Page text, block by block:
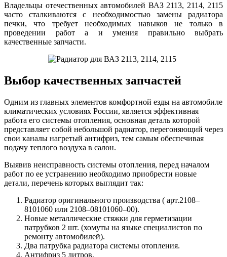
Владельцы отечественных автомобилей ВАЗ 2113, 2114, 2115
часто сталкиваются с необходимостью замены радиатора
печки, что требует необходимых навыков не только в
проведении работ а и умения правильно выбрать
качественные запчасти.
Выбор качественных запчастей
Одним из главных элементов комфортной езды на автомобиле
климатических условиях России, является эффективная
работа его системы отопления, основная деталь которой
представляет собой небольшой радиатор, перегоняющий через
свои каналы нагретый антифриз, тем самым обеспечивая
подачу теплого воздуха в салон.
Выявив неисправность системы отопления, перед началом
работ по ее устранению необходимо приобрести новые
детали, перечень которых выглядит так:
Радиатор оригинального производства ( арт.2108–
8101060 или 2108–08101060–00).
Новые металлические стяжки для герметизации
патрубков 2 шт. (хомуты на языке специалистов по
ремонту автомобилей).
Два патрубка радиатора системы отопления.
Антифриз 5 литров.